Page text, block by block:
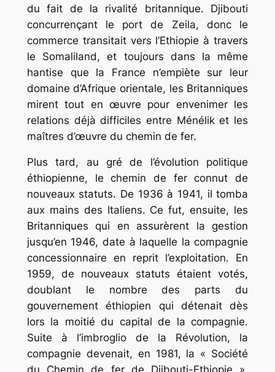
du fait de la rivalité britannique. Djibouti
concurrençant le port de Zeila, donc le
commerce transitait vers l’Ethiopie à travers
le Somaliland, et toujours dans la même
hantise que la France n’empiète sur leur
domaine d’Afrique orientale, les Britanniques
mirent tout en œuvre pour envenimer les
relations déjà difficiles entre Ménélik et les
maîtres d’œuvre du chemin de fer.
Plus tard, au gré de l’évolution politique
éthiopienne, le chemin de fer connut de
nouveaux statuts. De 1936 à 1941, il tomba
aux mains des Italiens. Ce fut, ensuite, les
Britanniques qui en assurèrent la gestion
jusqu’en 1946, date à laquelle la compagnie
concessionnaire en reprit l’exploitation. En
1959, de nouveaux statuts étaient votés,
doublant le nombre des parts du
gouvernement éthiopien qui détenait dès
lors la moitié du capital de la compagnie.
Suite à l’imbroglio de la Révolution, la
compagnie devenait, en 1981, la « Société